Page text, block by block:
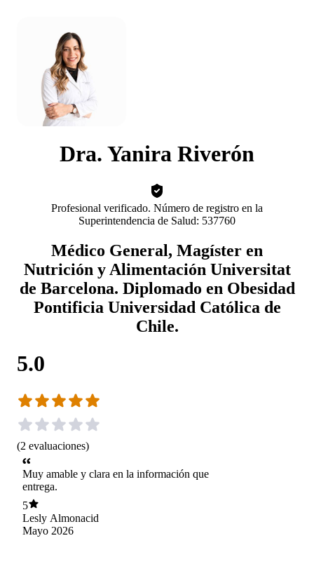
Dra. Yanira Riverón
Profesional verificado. Número de registro en la
Superintendencia de Salud: 537760
Médico General, Magíster en
Nutrición y Alimentación Universitat
de Barcelona. Diplomado en Obesidad
Pontificia Universidad Católica de
Chile.
5.0
(2 evaluaciones)
Muy amable y clara en la información que
entrega.
5
Lesly Almonacid
Mayo 2026